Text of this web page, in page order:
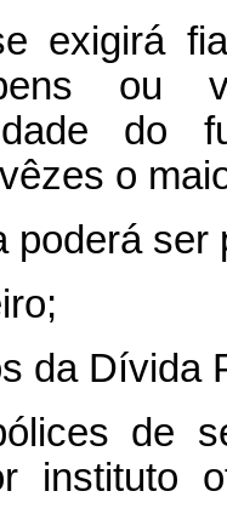
exigirá
ou
do
o
poderá ser
da Dívida
de
instituto